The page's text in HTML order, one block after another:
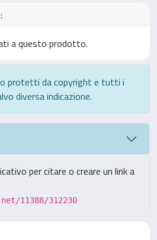
a questo prodotto.
protetti da copyright e tutti i
diversa indicazione.
per citare o creare un link a
11388/312230